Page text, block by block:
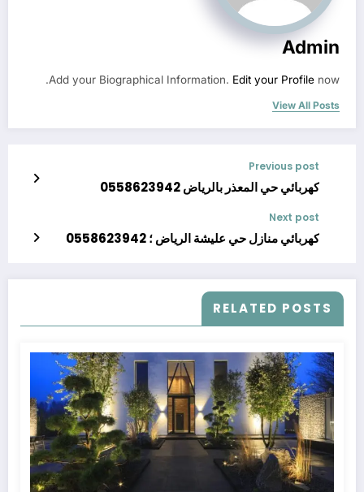
Admin
Add your Biographical Information. Edit your Profile now.
View All Posts
Previous post
كهربائي حي المعذر بالرياض 0558623942
Next post
كهربائي منازل حي عليشة الرياض ؛ 0558623942
RELATED POSTS